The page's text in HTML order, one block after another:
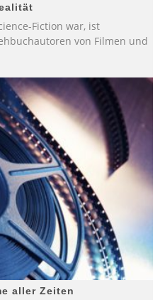
Fiction war, ist
von Filmen und
aller Zeiten